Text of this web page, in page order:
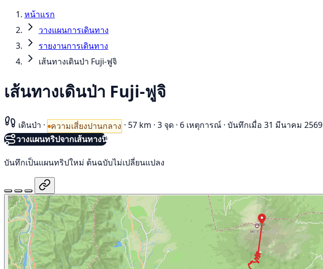
หน้าแรก
วางแผนการเดินทาง
รายงานการเดินทาง
เส้นทางเดินป่า Fuji-ฟูจิ
เส้นทางเดินป่า Fuji-ฟูจิ
เดินป่า · ความเสี่ยงปานกลาง · 57 km · 3 จุด · 6 เหตุการณ์ · บันทึกเมื่อ 31 มีนาคม 2569
วางแผนทริปจากเส้นทางนี้
บันทึกเป็นแผนทริปใหม่ ต้นฉบับไม่เปลี่ยนแปลง